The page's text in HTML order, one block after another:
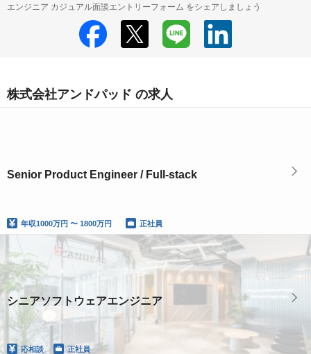
エンジニア カジュアル面談エントリーフォーム をシェアしましょう
株式会社アンドパッド の求人
Senior Product Engineer / Full-stack
年収1000万円 〜 1800万円 正社員
シニアソフトウェアエンジニア
応相談 正社員